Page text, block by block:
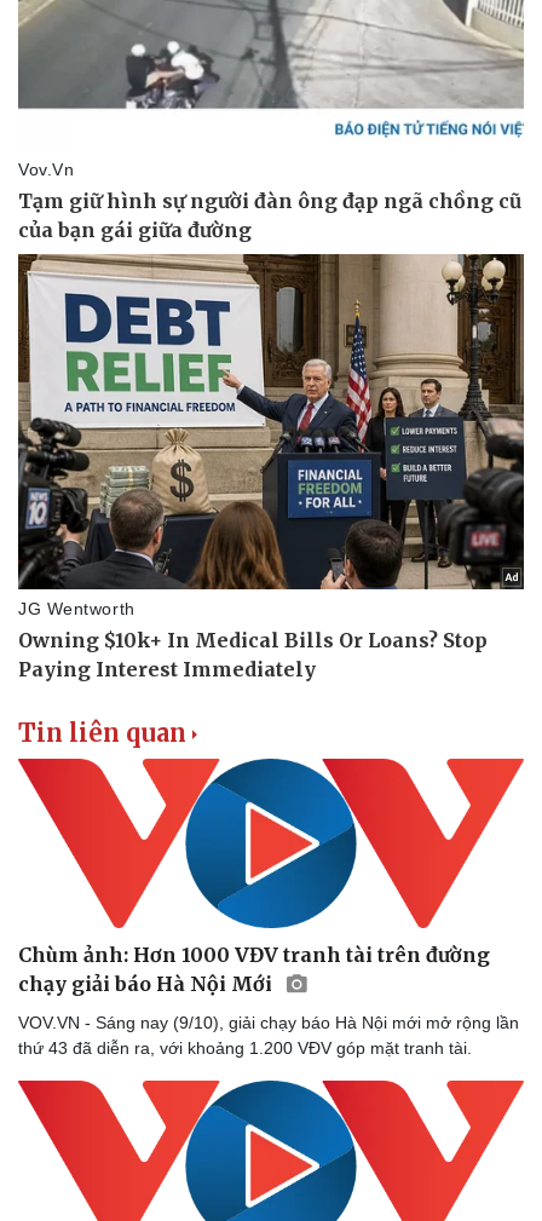
Doanh nghiệp Công nghệ
Tin liên quan
Chùm ảnh: Hơn 1000 VĐV tranh tài trên đường
chạy giải báo Hà Nội Mới
VOV.VN - Sáng nay (9/10), giải chạy báo Hà Nội mới mở rộng lần
thứ 43 đã diễn ra, với khoảng 1.200 VĐV góp mặt tranh tài.